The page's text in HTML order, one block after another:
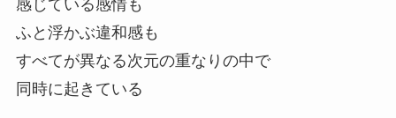
感じている感情も
ふと浮かぶ違和感も
すべてが異なる次元の重なりの中で
同時に起きている